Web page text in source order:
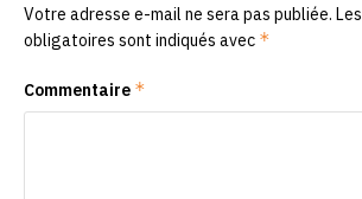
Votre adresse e-mail ne sera pas publiée.
obligatoires sont indiqués avec *
Commentaire *